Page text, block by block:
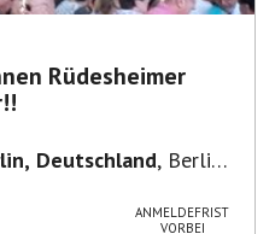
Rüdesheimer
Deutschland, Berlin-
ANMELDEFRIST
VORBEI